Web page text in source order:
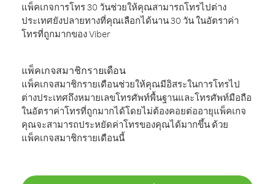
แพ็คเกจการโทร 30 วันช่วยให้คุณสามารถโทรไปต่าง
ประเทศยังปลายทางที่คุณเลือกได้นาน 30 วัน ในอัตราค่า
โทรที่ถูกมากของ Viber
แพ็คเกจสมาชิกรายเดือน
แพ็คเกจสมาชิกรายเดือนช่วยให้คุณมีอิสระในการโทรไป
ต่างประเทศถึงหมายเลขโทรศัพท์พื้นฐานและโทรศัพท์มือถือ
ในอัตราค่าโทรที่ถูกมากได้โดยไม่ต้องคอยต่ออายุแพ็คเกจ
คุณจะสามารถประหยัดค่าโทรของคุณได้มากขึ้น ด้วย
แพ็คเกจสมาชิกรายเดือนนี้